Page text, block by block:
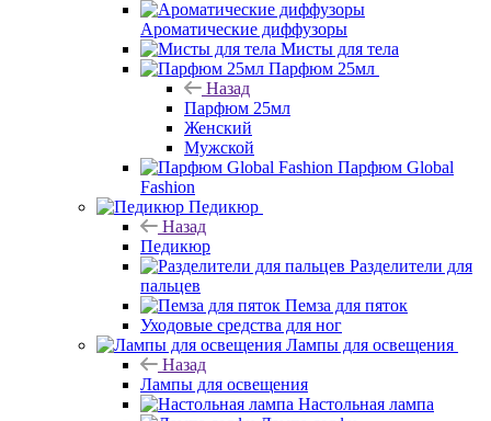
Ароматические диффузоры
Мисты для тела
Парфюм 25мл
Назад
Парфюм 25мл
Женский
Мужской
Парфюм Global
Fashion
Педикюр
Назад
Педикюр
Разделители для
пальцев
Пемза для пяток
Уходовые средства для ног
Лампы для освещения
Назад
Лампы для освещения
Настольная лампа